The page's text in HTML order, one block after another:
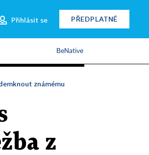
Přihlásit se PŘEDPLATNÉ
BeNative
známému
z